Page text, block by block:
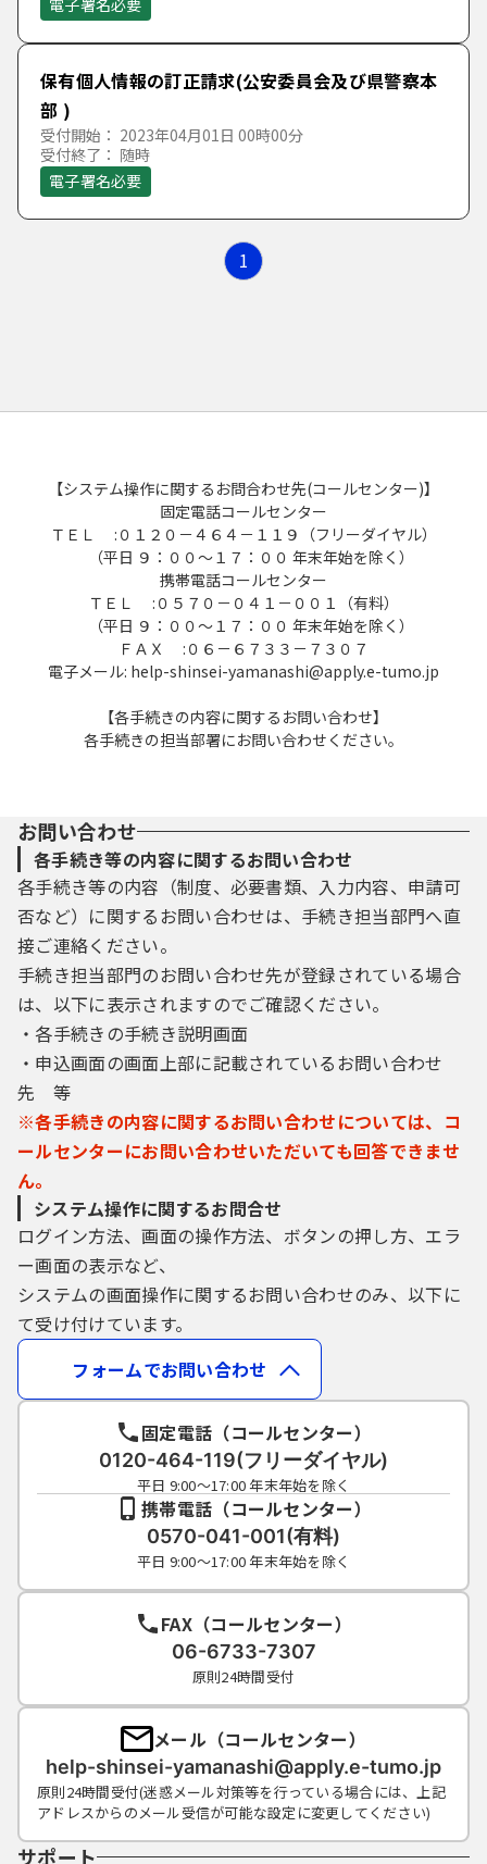
電子署名必要
保有個人情報の訂正請求(公安委員会及び県警察本
部 )
受付開始： 2023年04月01日 00時00分
受付終了： 随時
電子署名必要
1
【システム操作に関するお問合わせ先(コールセンター)】
固定電話コールセンター
ＴＥＬ :０１２０－４６４－１１９（フリーダイヤル）
（平日 ９：００～１７：００ 年末年始を除く）
携帯電話コールセンター
ＴＥＬ :０５７０－０４１－００１（有料）
（平日 ９：００～１７：００ 年末年始を除く）
ＦＡＸ :０６－６７３３－７３０７
電子メール: help-shinsei-yamanashi@apply.e-tumo.jp
【各手続きの内容に関するお問い合わせ】
各手続きの担当部署にお問い合わせください。
お問い合わせ
各手続き等の内容に関するお問い合わせ
各手続き等の内容（制度、必要書類、入力内容、申請可
否など）に関するお問い合わせは、手続き担当部門へ直
接ご連絡ください。
手続き担当部門のお問い合わせ先が登録されている場合
は、以下に表示されますのでご確認ください。
・各手続きの手続き説明画面
・申込画面の画面上部に記載されているお問い合わせ
先 等
※各手続きの内容に関するお問い合わせについては、コ
ールセンターにお問い合わせいただいても回答できませ
ん。
システム操作に関するお問合せ
ログイン方法、画面の操作方法、ボタンの押し方、エラ
ー画面の表示など、
システムの画面操作に関するお問い合わせのみ、以下に
て受け付けています。
フォームでお問い合わせ
固定電話（コールセンター）
0120-464-119(フリーダイヤル)
平日 9:00～17:00 年末年始を除く
携帯電話（コールセンター）
0570-041-001(有料)
平日 9:00～17:00 年末年始を除く
FAX（コールセンター）
06-6733-7307
原則24時間受付
メール（コールセンター）
help-shinsei-yamanashi@apply.e-tumo.jp
原則24時間受付(迷惑メール対策等を行っている場合には、上記
アドレスからのメール受信が可能な設定に変更してください)
サポート